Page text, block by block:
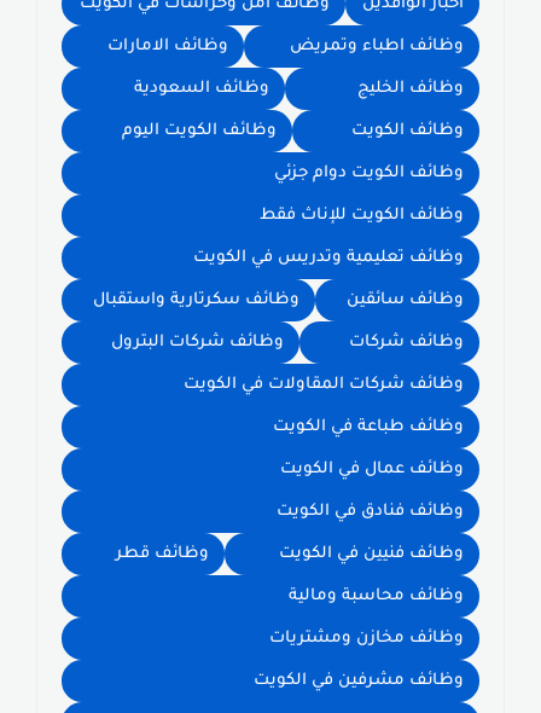
أخبار الوافدين وظائف أمن وحراسات في الكويت
وظائف اطباء وتمريض وظائف الامارات
وظائف الخليج وظائف السعودية
وظائف الكويت وظائف الكويت اليوم
وظائف الكويت دوام جزئي
وظائف الكويت للإناث فقط
وظائف تعليمية وتدريس في الكويت
وظائف سائقين وظائف سكرتارية واستقبال
وظائف شركات وظائف شركات البترول
وظائف شركات المقاولات في الكويت
وظائف طباعة في الكويت
وظائف عمال في الكويت
وظائف فنادق في الكويت
وظائف فنيين في الكويت وظائف قطر
وظائف محاسبة ومالية
وظائف مخازن ومشتريات
وظائف مشرفين في الكويت